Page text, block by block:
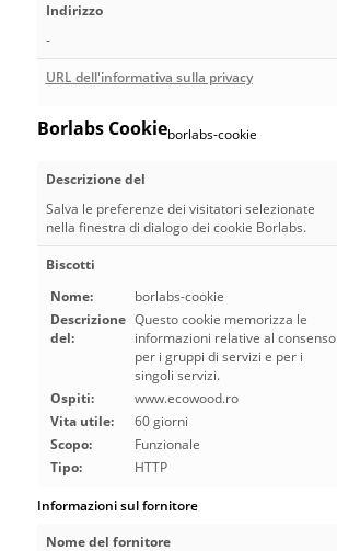
Indirizzo
-
URL dell'informativa sulla privacy
Borlabs Cookieborlabs-cookie
Descrizione del
Salva le preferenze dei visitatori selezionate
nella finestra di dialogo dei cookie Borlabs.
Biscotti
Nome:
borlabs-cookie
Descrizione
del:
Questo cookie memorizza le
informazioni relative al consenso
per i gruppi di servizi e per i
singoli servizi.
Ospiti:
www.ecowood.ro
Vita utile:
60 giorni
Scopo:
Funzionale
Tipo:
HTTP
Informazioni sul fornitore
Nome del fornitore